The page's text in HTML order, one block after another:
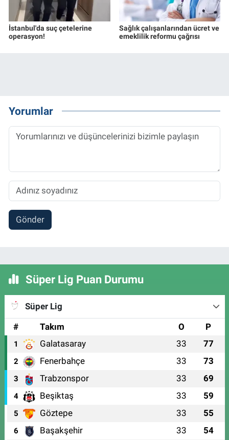
İstanbul'da suç çetelerine
operasyon!
Sağlık çalışanlarından ücret ve
emeklilik reformu çağrısı
Yorumlar
Gönder
Süper Lig Puan Durumu
Süper Lig
#
Takım O P
1 Galatasaray 33 77
2 Fenerbahçe 33 73
3 Trabzonspor 33 69
4 Beşiktaş 33 59
5 Göztepe 33 55
6 Başakşehir 33 54